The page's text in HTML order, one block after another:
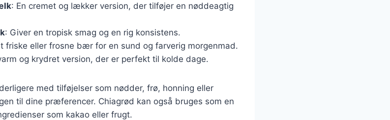
: En cremet og lækker version, der tilføjer en nøddeagtig
: Giver en tropisk smag og en rig konsistens.
friske eller frosne bær for en sund og farverig morgenmad.
og krydret version, der er perfekt til kolde dage.
med tilføjelser som nødder, frø, honning eller
til dine præferencer. Chiagrød kan også bruges som en
som kakao eller frugt.